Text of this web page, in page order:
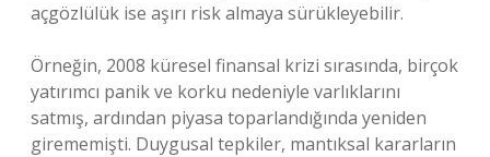
açgözlülük ise aşırı risk almaya sürükleyebilir.
Örneğin, 2008 küresel finansal krizi sırasında, birçok
yatırımcı panik ve korku nedeniyle varlıklarını
satmış, ardından piyasa toparlandığında yeniden
girememişti. Duygusal tepkiler, mantıksal kararların